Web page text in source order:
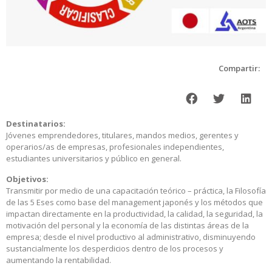
Compartir:
Destinatarios:
Jóvenes emprendedores, titulares, mandos medios, gerentes y
operarios/as de empresas, profesionales independientes,
estudiantes universitarios y público en general.
Objetivos:
Transmitir por medio de una capacitación teórico – práctica, la Filosofía
de las 5 Eses como base del management japonés y los métodos que
impactan directamente en la productividad, la calidad, la seguridad, la
motivación del personal y la economía de las distintas áreas de la
empresa; desde el nivel productivo al administrativo, disminuyendo
sustancialmente los desperdicios dentro de los procesos y
aumentando la rentabilidad.